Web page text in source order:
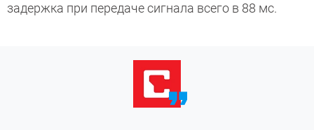
задержка при передаче сигнала всего в 88 мс.